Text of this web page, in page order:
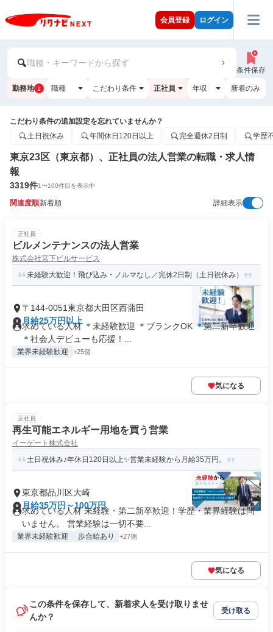
会員登録 ログイン
職種・キーワードから探す
条件保存
勤務地 1 職種 こだわり条件 正社員 年収 新着のみ
こだわり条件の追加設定を忘れていませんか？
土日祝休み
年間休日120日以上 完全週休2日制 学歴
東京23区（東京都）、正社員の法人営業の転職・求人情
報
3319件1〜100件目を表示中
関連度順新着順 詳細表示
正社員
ビルメンテナンスの法人営業
株式会社宮下ビルサービス
未経験大歓迎！飛び込み・ノルマなし／完休2日制（土日祝休み）
〒144-0051東京都大田区西蒲田
月給25万円以上
求めている人材 ＊未経験歓迎 ＊ブランクOK ＊第二新卒歓迎
＊社会人デビューも応援！...
業界未経験歓迎 +25個
気になる
正社員
再生可能エネルギー用地を買う営業
イーゲート株式会社
土日祝休み♪年休日120日以上✨営業未経験から月給35万円。
東京都品川区大崎
月給35万円～100万円
求めている人材 未経験・第二新卒歓迎！学歴・業界経験は問
いません。 営業経験は一切不要...
業界未経験歓迎 歩合給あり +27個
気になる
この条件を保存して、新着求人を受け取りませ
んか？
受け取る